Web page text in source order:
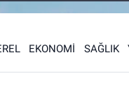
EKONOMİ SAĞLIK